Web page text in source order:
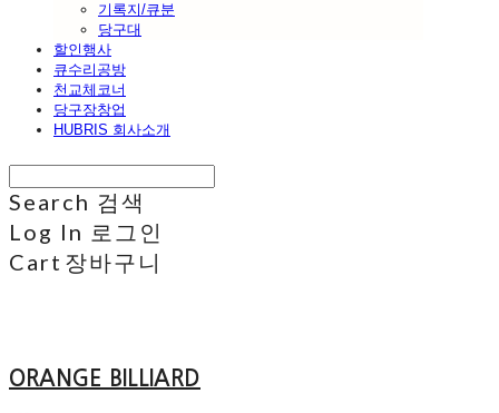
기록지/큐분
당구대
할인행사
큐수리공방
천교체코너
당구장창업
HUBRIS 회사소개
Search 검색
Log In 로그인
Cart 장바구니
ORANGE BILLIARD